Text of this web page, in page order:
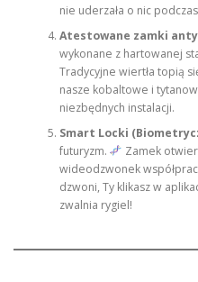
nie uderzała o nic
Atestowane zamki
wykonane z hartowanej
Tradycyjne wiertła topią
nasze kobaltowe i
niezbędnych instalacji.
Smart Locki
futuryzm.
Zamek
wideodzwonek
dzwoni, Ty klikasz w
zwalnia rygiel!